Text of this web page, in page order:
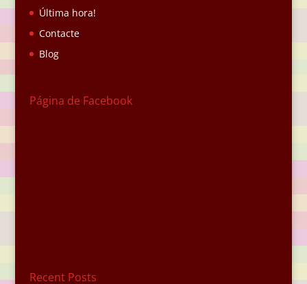
Última hora!
Contacte
Blog
Página de Facebook
Recent Posts